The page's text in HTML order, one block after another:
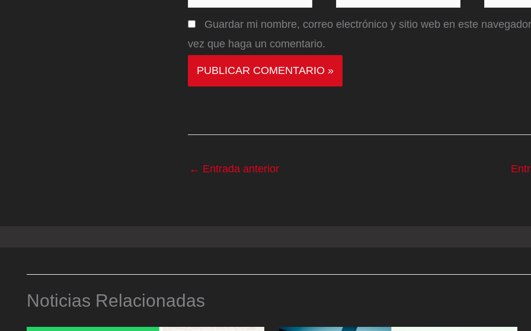
electrónico*
Guardar mi nombre, correo electrónico y sitio web en este
vez que haga un comentario.
← Entrada anterior
Noticias Relacionadas